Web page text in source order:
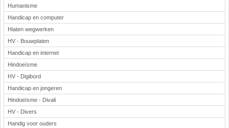
Humanisme
Handicap en computer
Hiaten wegwerken
HV - Bouwplaten
Handicap en internet
Hindoeïsme
HV - Digibord
Handicap en jongeren
Hindoeïsme - Divali
HV - Divers
Handig voor ouders